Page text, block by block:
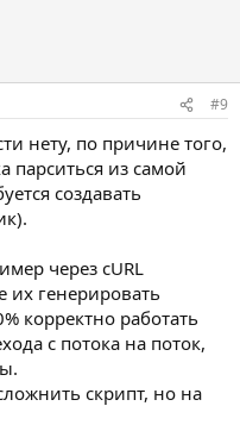
#9
нету, по причине того,
парситься из самой
создавать
через cURL
их генерировать
корректно работать
с потока на поток,
скрипт, но на